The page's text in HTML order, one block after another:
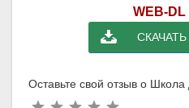
WEB-DL
Оставьте свой отзыв о